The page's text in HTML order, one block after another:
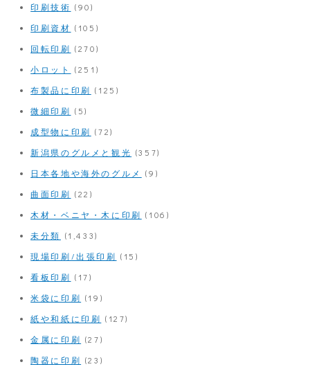
印刷技術 (90)
印刷資材 (105)
回転印刷 (270)
小ロット
(251)
布製品に印刷 (125)
微細印刷 (5)
成型物に印刷 (72)
新潟県のグルメと観光 (357)
日本各地や海外のグルメ
(9)
曲面印刷 (22)
木材・ベニヤ・木に印刷 (106)
未分類 (1,433)
現場印刷/出張印刷 (15)
看板印刷 (17)
米袋に印刷 (19)
紙や和紙に印刷 (127)
金属に印刷 (27)
陶器に印刷 (23)